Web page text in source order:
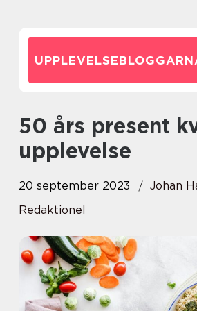
50 års present kvinna
upplevelse
20 september 2023
Johan
Redaktionel